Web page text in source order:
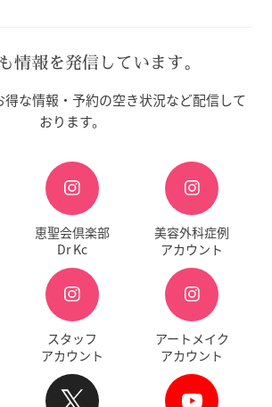
情報を発信しています。
な情報・予約の空き状況など配信して
おります。
恵聖会倶楽部
Dr Kc
美容外科症例
アカウント
スタッフ
アカウント
アートメイク
アカウント